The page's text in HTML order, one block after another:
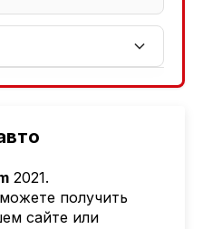
2021.
получить
сайте или
| EUR 6.99%
простого" 18.9%